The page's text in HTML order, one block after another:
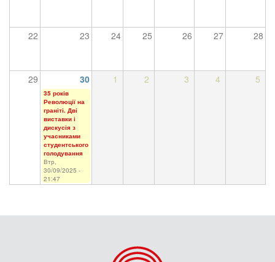
22 23 24 25 26 27 28
29 30 1 2 3 4 5
35 років
Революції на
граніті. Дві
виставки і
дискусія з
учасниками
студентського
голодування
Втр,
30/09/2025 -
21:47